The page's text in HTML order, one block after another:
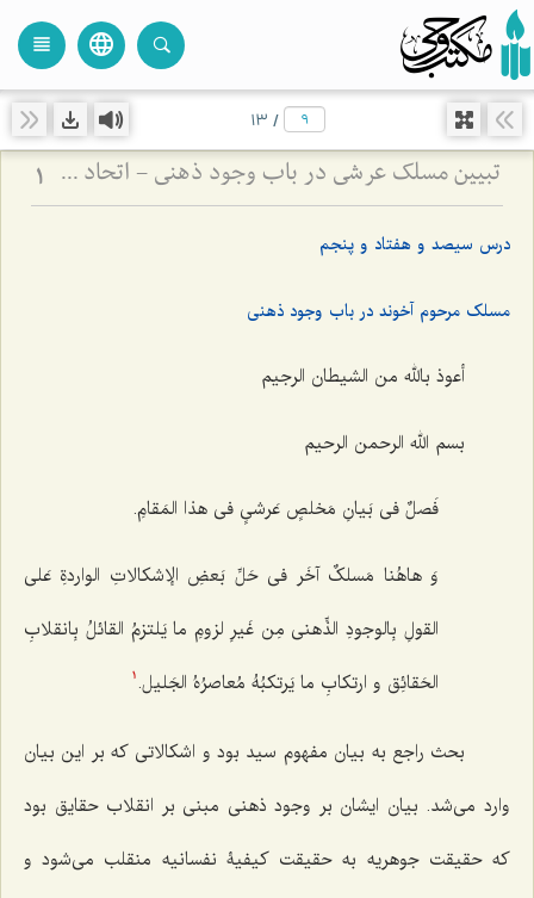
language
view_headline
/
13
تبیین مسلک عرشی در باب وجود ذهنی - اتحاد علم و معلوم در پرتو حقیقت وجود 1
درس سیصد و هفتاد و پنجم
مسلک مرحوم آخوند در باب وجود ذهنی
أعوذ بالله من الشیطان الرجیم
بسم الله الرحمن الرحیم
فَصلٌ فی بَیانِ مَخلصٍ عَرشیٍ فی هذا المَقام‌ِ.
وَ هاهُنا مَسلکٌ آخَر فی حَلِّ بَعضِ الإشکالاتِ الواردةِ عَلى
القولِ بِالوجودِ الذِّهنی مِن غَیرِ لزومِ ما یَلتزمُ القائلُ بِانقلابِ
الحَقائِق و ارتکابِ ما یَرتکبُهُ مُعاصرُهُ الجَلیل.
1
بحث راجع به بیان مفهوم سید بود و اشکالاتی که بر این بیان
وارد می‌شد. بیان ایشان بر وجود ذهنی مبنی بر انقلاب حقایق بود
که حقیقت جوهریه به حقیقت کیفیۀ نفسانیه منقلب می‌شود و